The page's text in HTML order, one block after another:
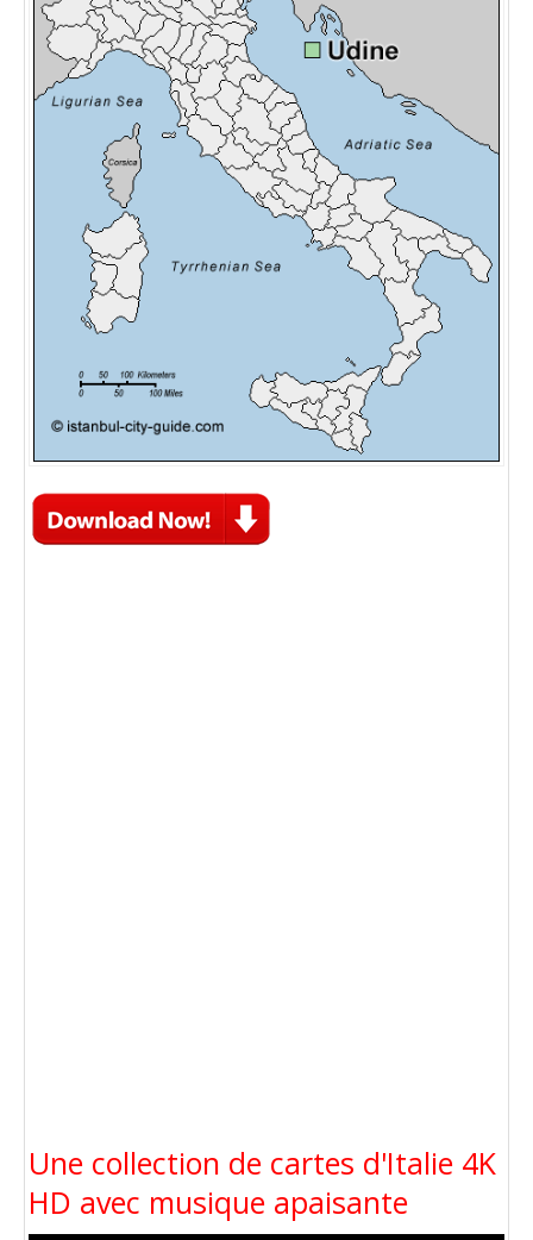
Une collection de cartes d'Italie 4K
HD avec musique apaisante